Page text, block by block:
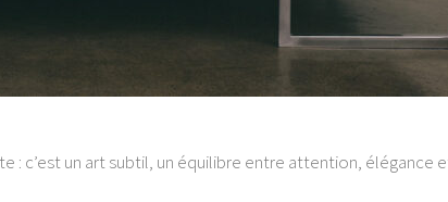
: c’est un art subtil, un équilibre entre attention, élégance